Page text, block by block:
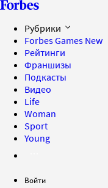
Рубрики
Forbes Games New
Рейтинги
Франшизы
Подкасты
Видео
Life
Woman
Sport
Young
Войти